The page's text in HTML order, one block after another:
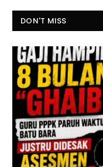
DON'T MISS